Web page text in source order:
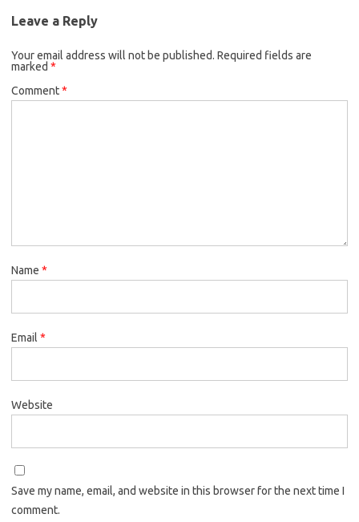
Leave a Reply
Your email address will not be published. Required fields are
marked *
Comment*
Name *
Email *
Website
Save my name, email, and website in this browser for the next time I
comment.